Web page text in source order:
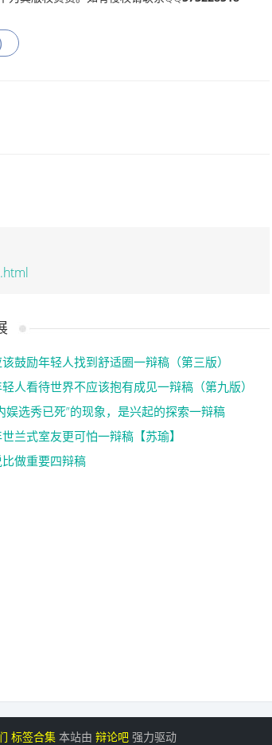
祯】
该鼓励年轻人找到舒适圈一辩稿（第三版）
人看待世界不应该抱有成见一辩稿（第九版）
娱选秀已死”的现象，是兴起的探索一辩稿
）
兰式室友更可怕一辩稿【苏瑜】
做重要四辩稿
标签合集 本站由 辩论吧 强力驱动